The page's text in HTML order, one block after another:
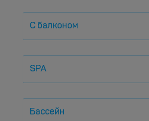
С балконом
SPA
Бассейн